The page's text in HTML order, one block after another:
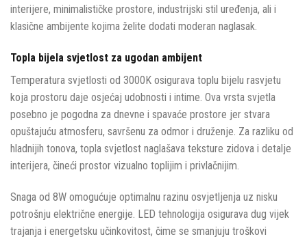
interijere, minimalističke prostore, industrijski stil uređenja, ali i
klasične ambijente kojima želite dodati moderan naglasak.
Topla bijela svjetlost za ugodan ambijent
Temperatura svjetlosti od 3000K osigurava toplu bijelu rasvjetu
koja prostoru daje osjećaj udobnosti i intime. Ova vrsta svjetla
posebno je pogodna za dnevne i spavaće prostore jer stvara
opuštajuću atmosferu, savršenu za odmor i druženje. Za razliku od
hladnijih tonova, topla svjetlost naglašava teksture zidova i detalje
interijera, čineći prostor vizualno toplijim i privlačnijim.
Snaga od 8W omogućuje optimalnu razinu osvjetljenja uz nisku
potrošnju električne energije. LED tehnologija osigurava dug vijek
trajanja i energetsku učinkovitost, čime se smanjuju troškovi